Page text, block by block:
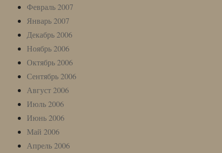
Февраль 2007
Январь 2007
Декабрь 2006
Ноябрь 2006
Октябрь 2006
Сентябрь 2006
Август 2006
Июль 2006
Июнь 2006
Май 2006
Апрель 2006